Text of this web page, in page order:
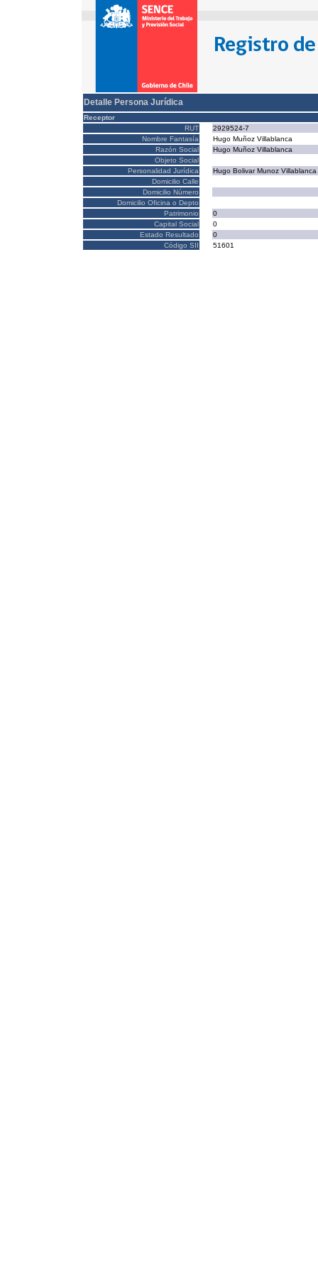
Detalle Persona Jurídica
Receptor
RUT
2929524-7
Nombre Fantasía
Hugo Muñoz Villablanca
Razón Social
Hugo Muñoz Villablanca
Objeto Social
Personalidad Jurídica
Hugo Bolivar Munoz Villablanca
Domicilio Calle
Domicilio Número
Domicilio Oficina o Depto
Patrimonio
0
Capital Social
0
Estado Resultado
0
Código SII
51601